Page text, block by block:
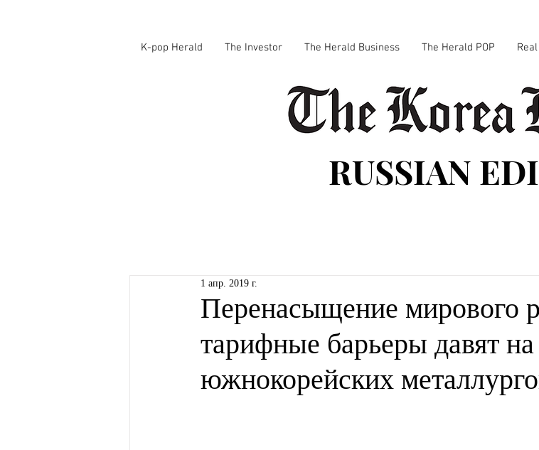
K-pop Herald The Investor The Herald Business The Herald POP
RUSSIAN
Перенасыщение мирового
тарифные барьеры давят на
южнокорейских
1 апр. 2019 г.